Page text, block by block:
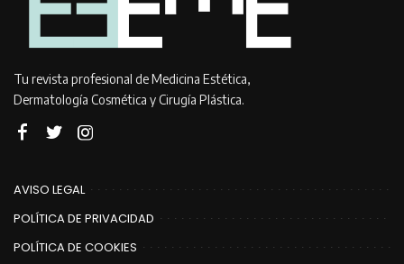
Tu revista profesional de Medicina Estética,
Dermatología Cosmética y Cirugía Plástica.
AVISO LEGAL
POLÍTICA DE PRIVACIDAD
POLÍTICA DE COOKIES